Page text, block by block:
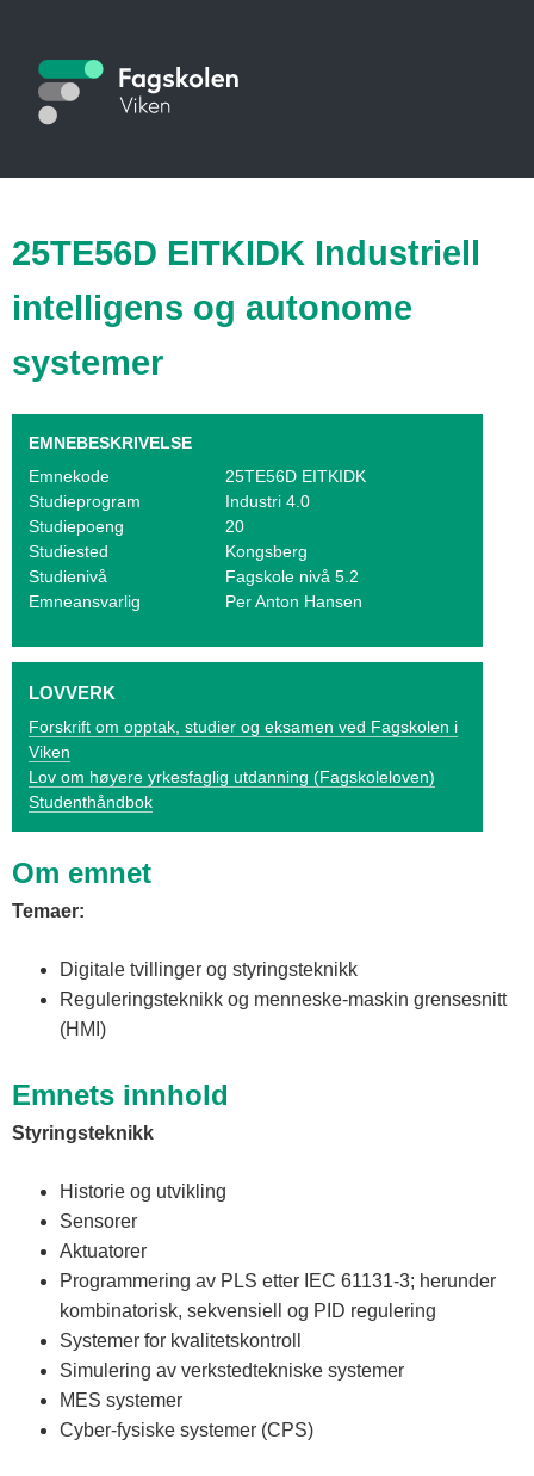
hovedinnhold
S
t
i
k
a
t
a
l
o
g
i
k
e
n
25TE56D EITKIDK Industriell
intelligens og autonome
systemer
EMNEBESKRIVELSE
Emnekode
25TE56D EITKIDK
Studieprogram
Industri 4.0
Studiepoeng
20
Studiested
Kongsberg
Studienivå
Fagskole nivå 5.2
Emneansvarlig
Per Anton Hansen
LOVVERK
Forskrift om opptak, studier og eksamen ved Fagskolen i
Viken
Lov om høyere yrkesfaglig utdanning (Fagskoleloven)
Studenthåndbok
Om emnet
Temaer:
Digitale tvillinger og styringsteknikk
Reguleringsteknikk og menneske-maskin grensesnitt
(HMI)
Emnets innhold
Styringsteknikk
Historie og utvikling
Sensorer
Aktuatorer
Programmering av PLS etter IEC 61131-3; herunder
kombinatorisk, sekvensiell og PID regulering
Systemer for kvalitetskontroll
Simulering av verkstedtekniske systemer
MES systemer
Cyber-fysiske systemer (CPS)